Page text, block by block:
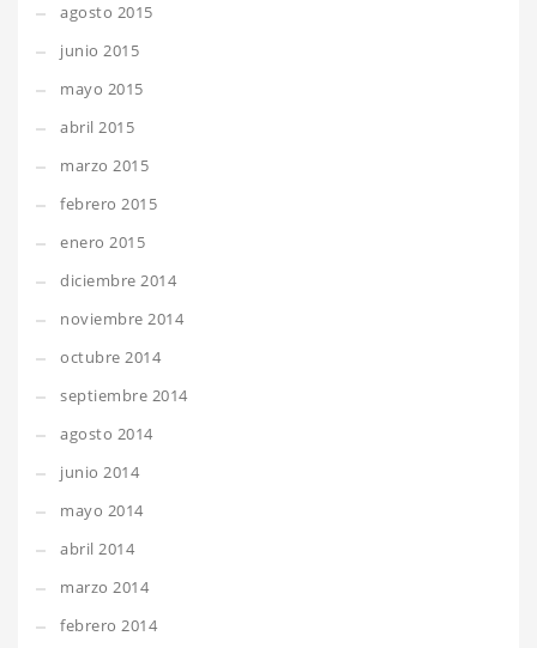
agosto 2015
junio 2015
mayo 2015
abril 2015
marzo 2015
febrero 2015
enero 2015
diciembre 2014
noviembre 2014
octubre 2014
septiembre 2014
agosto 2014
junio 2014
mayo 2014
abril 2014
marzo 2014
febrero 2014